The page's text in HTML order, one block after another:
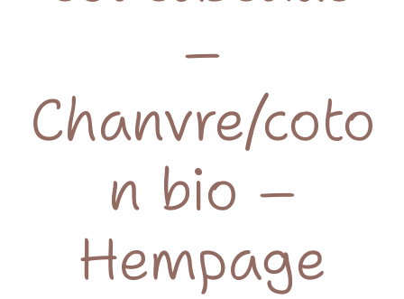
–
Chanvre/coto
n bio –
Hempage